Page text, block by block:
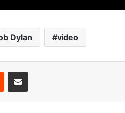
Dylan video